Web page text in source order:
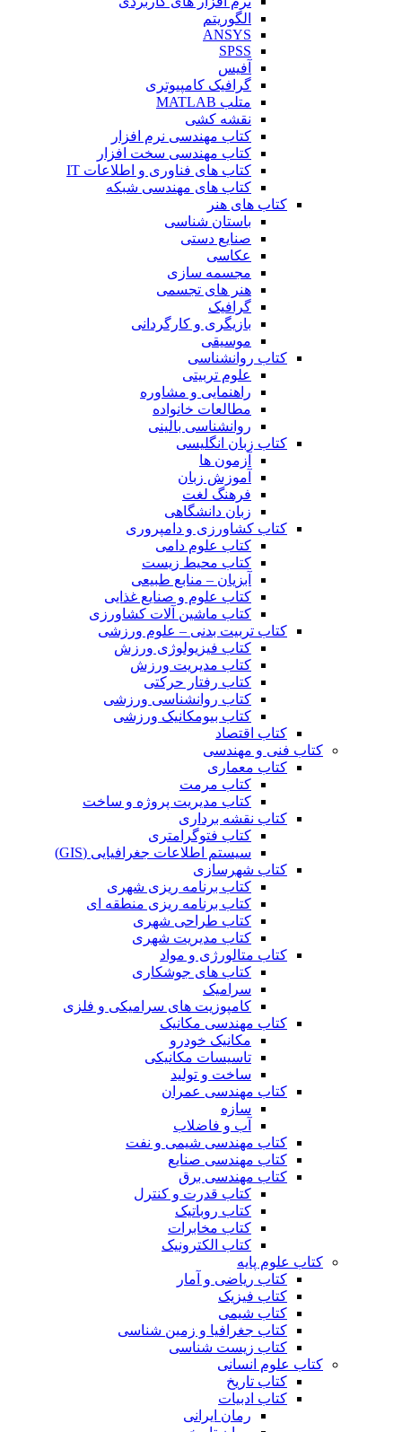
الگوریتم
ANSYS
SPSS
آفیس
گرافیک کامپیوتری
متلب MATLAB
نقشه کشی
کتاب مهندسی نرم افزار
کتاب مهندسی سخت افزار
کتاب های فناوری و اطلاعات IT
کتاب های مهندسی شبکه
کتاب های هنر
باستان شناسی
صنایع دستی
عکاسی
مجسمه سازی
هنر های تجسمی
گرافیک
بازیگری و کارگردانی
موسیقی
کتاب روانشناسی
علوم تربیتی
راهنمایی و مشاوره
مطالعات خانواده
روانشناسی بالینی
کتاب زبان انگلیسی
آزمون ها
آموزش زبان
فرهنگ لغت
زبان دانشگاهی
کتاب کشاورزی و دامپروری
کتاب علوم دامی
کتاب محیط زیست
آبزیان – منابع طبیعی
کتاب علوم و صنایع غذایی
کتاب ماشین آلات کشاورزی
کتاب تربیت بدنی – علوم ورزشی
کتاب فیزیولوژی ورزش
کتاب مدیریت ورزش
کتاب رفتار حرکتی
کتاب روانشناسی ورزشی
کتاب بیومکانیک ورزشی
کتاب اقتصاد
کتاب فنی و مهندسی
کتاب معماری
کتاب مرمت
کتاب مدیریت پروژه و ساخت
کتاب نقشه برداری
کتاب فتوگرامتری
سیستم اطلاعات جغرافیایی (GIS)
کتاب شهرسازی
کتاب برنامه ریزی شهری
کتاب برنامه ریزی منطقه ای
کتاب طراحی شهری
کتاب مدیریت شهری
کتاب متالورژی و مواد
کتاب های جوشکاری
سرامیک
کامپوزیت های سرامیکی و فلزی
کتاب مهندسی مکانیک
مکانیک خودرو
تاسیسات مکانیکی
ساخت و تولید
کتاب مهندسی عمران
سازه
آب و فاضلاب
کتاب مهندسی شیمی و نفت
کتاب مهندسی صنایع
کتاب مهندسی برق
کتاب قدرت و کنترل
کتاب روباتیک
کتاب مخابرات
کتاب الکترونیک
کتاب علوم پایه
کتاب ریاضی و آمار
کتاب فیزیک
کتاب شیمی
کتاب جغرافیا و زمین شناسی
کتاب زیست شناسی
کتاب علوم انسانی
کتاب تاریخ
کتاب ادبیات
رمان ایرانی